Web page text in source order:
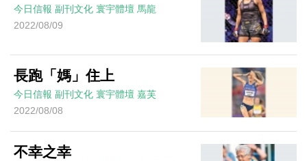
今日信報 副刊文化 寰宇體壇 馬龍
2022/08/09
長跑「媽」住上
今日信報 副刊文化 寰宇體壇 嘉芙
2022/08/08
不幸之幸